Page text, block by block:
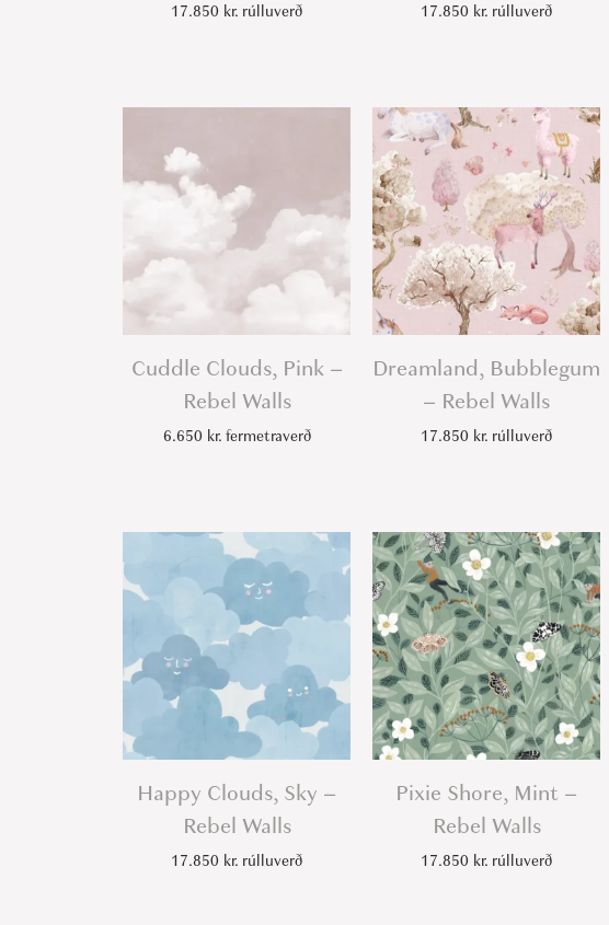
17.850 kr. rúlluverð 17.850 kr. rúlluverð
Cuddle Clouds, Pink –
Rebel Walls
6.650 kr.fermetraverð
Dreamland, Bubblegum
– Rebel Walls
17.850 kr. rúlluverð
Happy Clouds, Sky –
Rebel Walls
17.850 kr. rúlluverð
Pixie Shore, Mint –
Rebel Walls
17.850 kr. rúlluverð